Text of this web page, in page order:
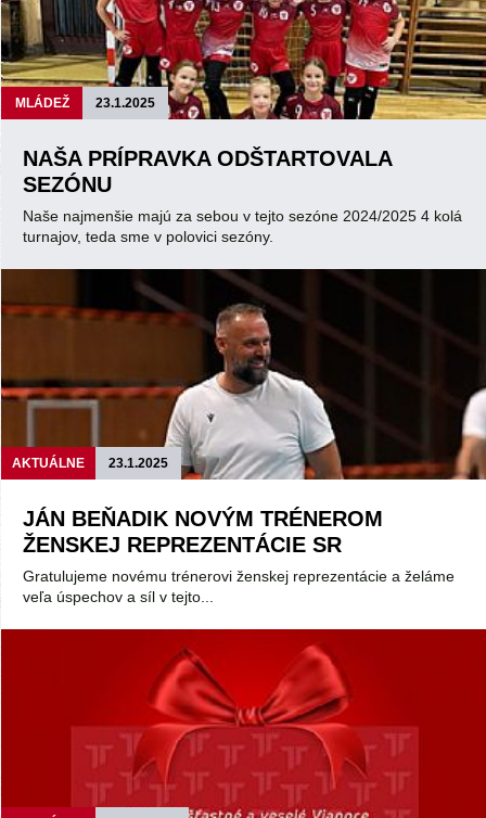
MLÁDEŽ 23.1.2025
NAŠA PRÍPRAVKA ODŠTARTOVALA
SEZÓNU
Naše najmenšie majú za sebou v tejto sezóne 2024/2025 4 kolá
turnajov, teda sme v polovici sezóny.
AKTUÁLNE 23.1.2025
JÁN BEŇADIK NOVÝM TRÉNEROM
ŽENSKEJ REPREZENTÁCIE SR
Gratulujeme novému trénerovi ženskej reprezentácie a želáme
veľa úspechov a síl v tejto...